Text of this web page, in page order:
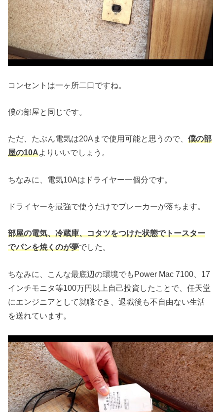
コンセントは一ヶ所二口ですね。
僕の部屋と同じです。
ただ、たぶん電気は20Aまで使用可能と思うので、僕の部
屋の10Aよりいいでしょう。
ちなみに、電気10Aはドライヤー一個分です。
ドライヤーを最強で使うだけでブレーカーが落ちます。
部屋の電気、冷蔵庫、コタツをつけた状態でトースター
でパンを焼くのが夢でした。
ちなみに、こんな最底辺の環境でもPower Mac 7100、17
インチモニタ等100万円以上自己投資したことで、任天堂
にエンジニアとして就職でき、退職後も不自由ない生活
を送れています。